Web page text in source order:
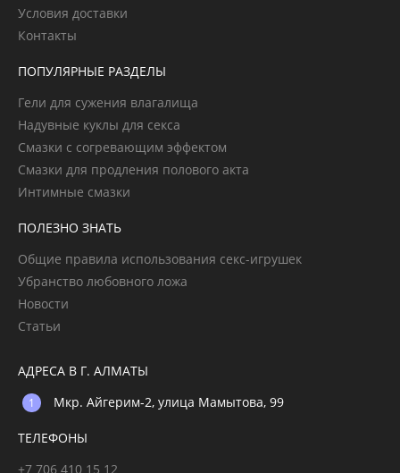
Условия доставки
Контакты
ПОПУЛЯРНЫЕ РАЗДЕЛЫ
Гели для сужения влагалища
Надувные куклы для секса
Смазки с согревающим эффектом
Смазки для продления полового акта
Интимные смазки
ПОЛЕЗНО ЗНАТЬ
Общие правила использования секс-игрушек
Убранство любовного ложа
Новости
Статьи
АДРЕСА В Г. АЛМАТЫ
Мкр. Айгерим-2, улица Мамытова, 99
ТЕЛЕФОНЫ
+7 706 410 15 12